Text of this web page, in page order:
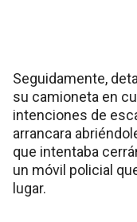
Seguidamente,
su camioneta en
intenciones de
arrancara
que intentaba
un móvil policial
lugar.